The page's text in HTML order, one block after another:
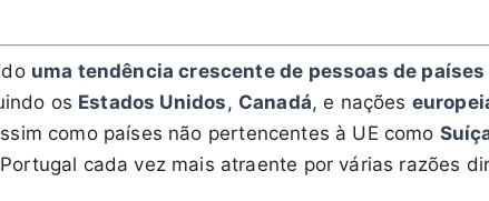
uma tendência crescente de pessoas de
os Estados Unidos, Canadá, e nações
como países não pertencentes à UE como
cada vez mais atraente por várias razões